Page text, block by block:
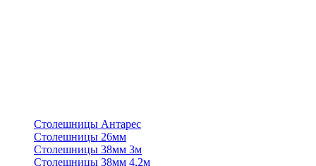
Столешницы Антарес
Столешницы 26мм
Столешницы 38мм 3м
Столешницы 38мм 4,2м